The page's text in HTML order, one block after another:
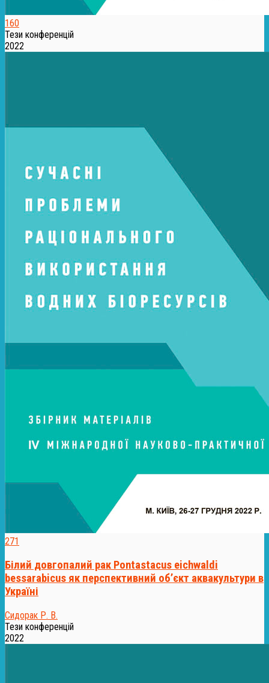
160
Тези конференцій
2022
271
Білий довгопалий рак Pontastacus eichwaldi
bessarabicus як перспективний об’єкт аквакультури в
Україні
Сидорак Р. В.
Тези конференцій
2022